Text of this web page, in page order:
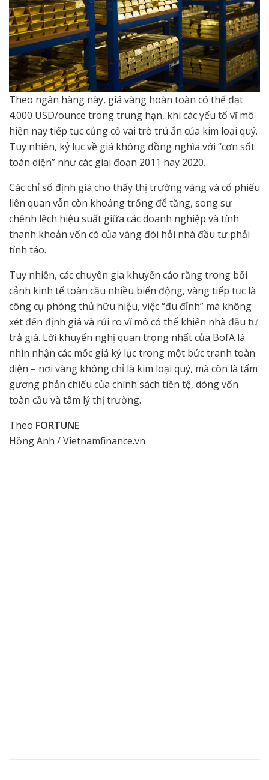
Theo ngân hàng này, giá vàng hoàn toàn có thể đạt
4.000 USD/ounce trong trung hạn, khi các yếu tố vĩ mô
hiện nay tiếp tục củng cố vai trò trú ẩn của kim loại quý.
Tuy nhiên, kỷ lục về giá không đồng nghĩa với “cơn sốt
toàn diện” như các giai đoạn 2011 hay 2020.
Các chỉ số định giá cho thấy thị trường vàng và cổ phiếu
liên quan vẫn còn khoảng trống để tăng, song sự
chênh lệch hiệu suất giữa các doanh nghiệp và tính
thanh khoản vốn có của vàng đòi hỏi nhà đầu tư phải
tỉnh táo.
Tuy nhiên, các chuyên gia khuyến cáo rằng trong bối
cảnh kinh tế toàn cầu nhiều biến động, vàng tiếp tục là
công cụ phòng thủ hữu hiệu, việc “đu đỉnh” mà không
xét đến định giá và rủi ro vĩ mô có thể khiến nhà đầu tư
trả giá. Lời khuyến nghị quan trọng nhất của BofA là
nhìn nhận các mốc giá kỷ lục trong một bức tranh toàn
diện – nơi vàng không chỉ là kim loại quý, mà còn là tấm
gương phản chiếu của chính sách tiền tệ, dòng vốn
toàn cầu và tâm lý thị trường.
Theo FORTUNE
Hồng Anh / Vietnamfinance.vn